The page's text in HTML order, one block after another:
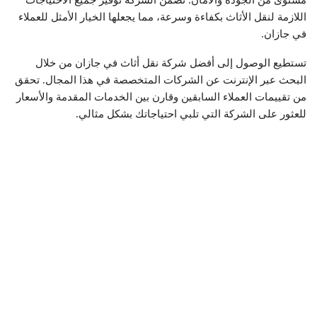
اللازمة لنقل الأثاث بكفاءة وسرعة، مما يجعلها الخيار الأمثل للعملاء
في جازان.
تستطيع الوصول إلى أفضل شركة نقل أثاث في جازان من خلال
البحث عبر الإنترنت عن الشركات المتخصصة في هذا المجال. تحقق
من تقييمات العملاء السابقين وقارن بين الخدمات المقدمة والأسعار
للعثور على الشركة التي تلبي احتياجاتك بشكل مثالي.